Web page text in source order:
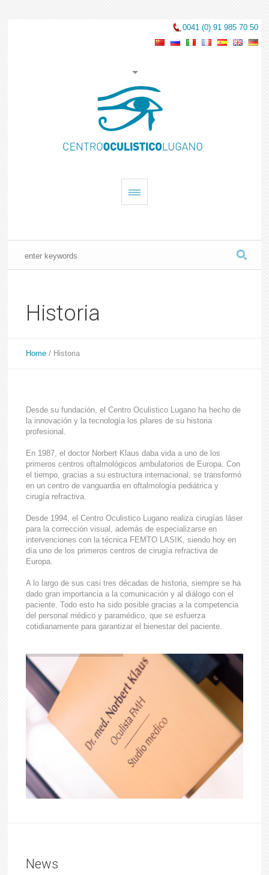
0041 (0) 91 985 70 50
Historia
Home / Historia
Desde su fundación, el Centro Oculistico Lugano ha hecho de
la innovación y la tecnología los pilares de su historia
profesional.
En 1987, el doctor Norbert Klaus daba vida a uno de los
primeros centros oftalmológicos ambulatorios de Europa. Con
el tiempo, gracias a su estructura internacional, se transformó
en un centro de vanguardia en oftalmología pediátrica y
cirugía refractiva.
Desde 1994, el Centro Oculistico Lugano realiza cirugías láser
para la corrección visual, además de especializarse en
intervenciones con la técnica FEMTO LASIK, siendo hoy en
día uno de los primeros centros de cirugía refractiva de
Europa.
A lo largo de sus casi tres décadas de historia, siempre se ha
dado gran importancia a la comunicación y al diálogo con el
paciente. Todo esto ha sido posible gracias a la competencia
del personal médico y paramédico, que se esfuerza
cotidianamente para garantizar el bienestar del paciente.
News